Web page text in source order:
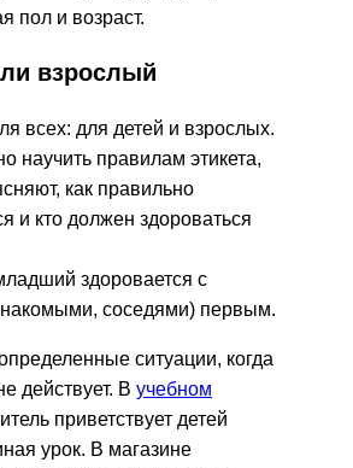
пол и возраст.
взрослый
всех: для детей и взрослых.
научить правилам этикета,
как правильно
и кто должен здороваться
здоровается с
соседями) первым.
ситуации, когда
действует. В учебном
приветствует детей
урок. В магазине